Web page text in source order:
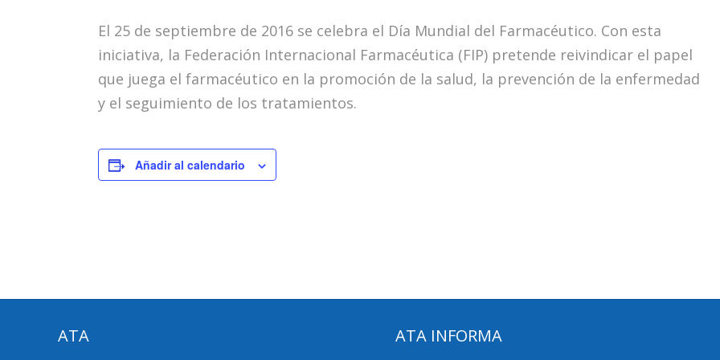
El 25 de septiembre de 2016 se celebra el Día Mundial del Farmacéutico. Con esta
iniciativa, la Federación Internacional Farmacéutica (FIP) pretende reivindicar el papel
que juega el farmacéutico en la promoción de la salud, la prevención de la enfermedad
y el seguimiento de los tratamientos.
Añadir al calendario
ATA ATA INFORMA